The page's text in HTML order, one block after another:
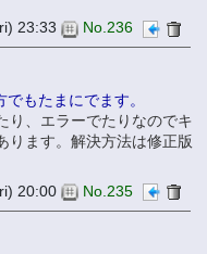
23:33 No.236
もたまにでます。
り、エラーでたりなのでキ
ります。解決方法は修正版
20:00 No.235